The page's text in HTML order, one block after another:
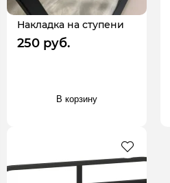
Накладка на ступени
250 руб.
В корзину